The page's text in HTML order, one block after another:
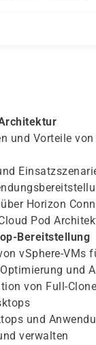
und Vorteile
Horizon
Pod
Bereitstellung
vSphere-VMs
und
von Full-
und
verwalten